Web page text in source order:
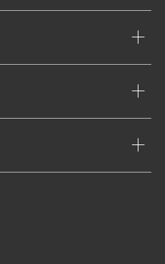
+
+
+